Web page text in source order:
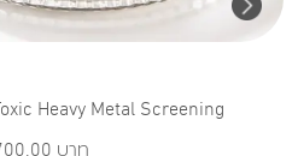
Heavy Metal Screening
บาท